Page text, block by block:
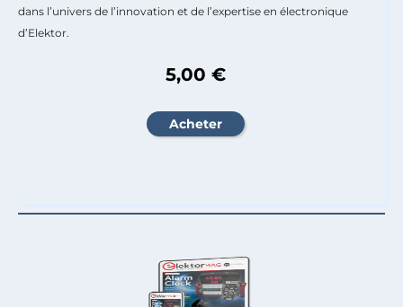
dans l’univers de l’innovation et de l’expertise en électronique
d’Elektor.
5,00 €